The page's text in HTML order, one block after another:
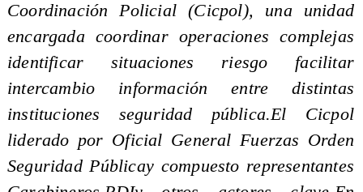
Coordinación Policial (Cicpol), una unidad
encargada coordinar operaciones complejas
identificar situaciones riesgo facilitar
intercambio información entre distintas
instituciones seguridad pública.El Cicpol
liderado por Oficial General Fuerzas Orden
Seguridad Públicay compuesto representantes